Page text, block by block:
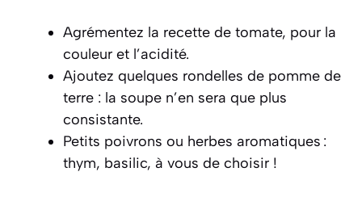
Agrémentez la recette de tomate, pour la
couleur et l’acidité.
Ajoutez quelques rondelles de pomme de
terre : la soupe n’en sera que plus
consistante.
Petits poivrons ou herbes aromatiques :
thym, basilic, à vous de choisir !